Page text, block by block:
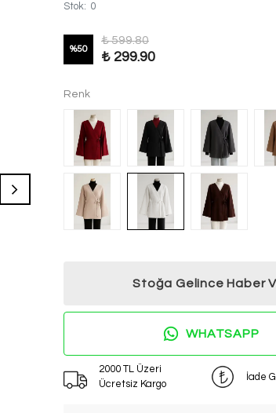
Stok: 0
%50
₺ 599.80
₺ 299.90
Renk
Stoğa Gelince Haber
WHATSAPP
2000 TL Üzeri
Ücretsiz Kargo
İade